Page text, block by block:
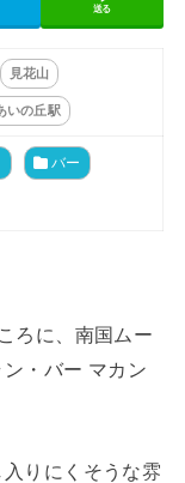
送る
見花山
いの丘駅
バー
ろに、南国ムー
・バー マカン
りにくそうな雰